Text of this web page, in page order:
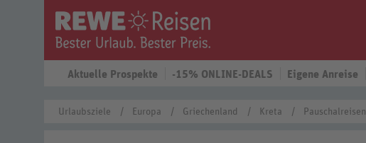
Aktuelle Prospekte -15% ONLINE-DEALS Eigene Anreise
Urlaubsziele Europa Griechenland Kreta Pauschalreisen